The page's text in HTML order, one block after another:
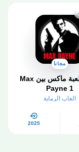
مجانا
تحميل لعبة ماكس بين Max
Payne 1
العاب الرماية
2025